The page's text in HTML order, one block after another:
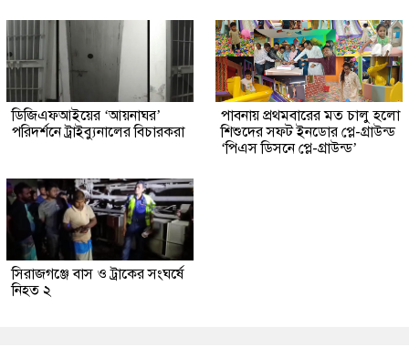
ডিজিএফআইয়ের ‘আয়নাঘর’
পরিদর্শনে ট্রাইব্যুনালের বিচারকরা
পাবনায় প্রথমবারের মত চালু হলো
শিশুদের সফট ইনডোর প্লে-গ্রাউন্ড
‘পিএস ডিসনে প্লে-গ্রাউন্ড’
সিরাজগঞ্জে বাস ও ট্রাকের সংঘর্ষে
নিহত ২